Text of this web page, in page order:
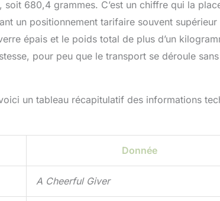
680,4 grammes. C’est un chiffre qui la
un positionnement tarifaire souvent supérieur
épais et le poids total de plus d’un
pour peu que le transport se déroule sans
un tableau récapitulatif des informations
Donnée
A Cheerful Giver